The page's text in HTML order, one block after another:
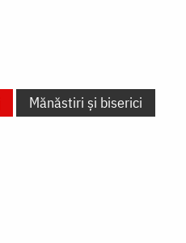
Mănăstiri și biserici